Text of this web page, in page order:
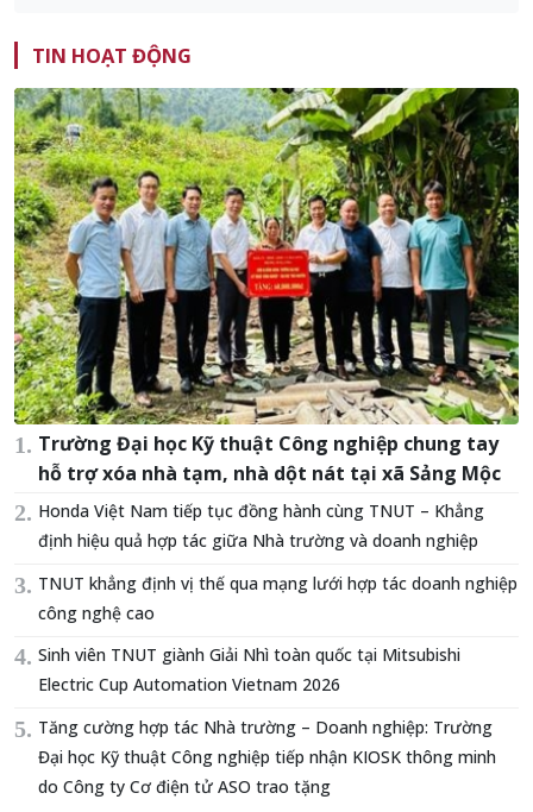
TIN HOẠT ĐỘNG
Trường Đại học Kỹ thuật Công nghiệp chung tay
hỗ trợ xóa nhà tạm, nhà dột nát tại xã Sảng Mộc
Honda Việt Nam tiếp tục đồng hành cùng TNUT – Khẳng
định hiệu quả hợp tác giữa Nhà trường và doanh nghiệp
TNUT khẳng định vị thế qua mạng lưới hợp tác doanh nghiệp
công nghệ cao
Sinh viên TNUT giành Giải Nhì toàn quốc tại Mitsubishi
Electric Cup Automation Vietnam 2026
Tăng cường hợp tác Nhà trường – Doanh nghiệp: Trường
Đại học Kỹ thuật Công nghiệp tiếp nhận KIOSK thông minh
do Công ty Cơ điện tử ASO trao tặng